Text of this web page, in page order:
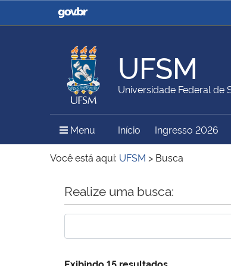
Casa Civil
Ministério da
Ministério da Agricultura,
Pecuária e Abastecimento
Ministério da
Ministério do Meio Ambiente Ministério do
UFSM
Universidade Federal de
Menu Menu Principal do Sítio
Início Ingresso 2026
Você está aqui: UFSM > Busca
Início do conteúdo
Realize uma busca:
Exibindo 15 resultados